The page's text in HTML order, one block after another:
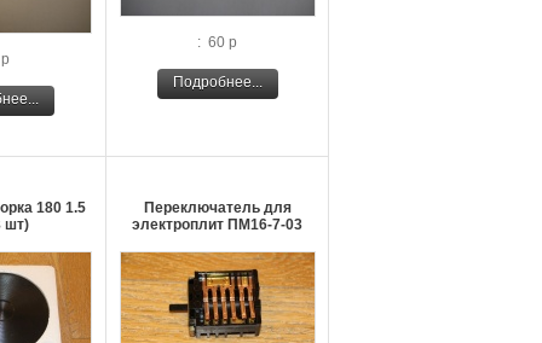
: 60 р
Подробнее...
180 1.5
шт)
Переключатель для
электроплит ПМ16-7-03